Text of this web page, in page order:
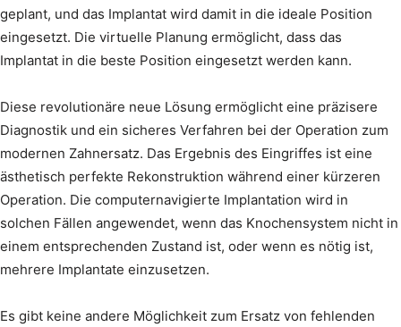
geplant, und das Implantat wird damit in die ideale Position
eingesetzt. Die virtuelle Planung ermöglicht, dass das
Implantat in die beste Position eingesetzt werden kann.
Diese revolutionäre neue Lösung ermöglicht eine präzisere
Diagnostik und ein sicheres Verfahren bei der Operation zum
modernen Zahnersatz. Das Ergebnis des Eingriffes ist eine
ästhetisch perfekte Rekonstruktion während einer kürzeren
Operation. Die computernavigierte Implantation wird in
solchen Fällen angewendet, wenn das Knochensystem nicht in
einem entsprechenden Zustand ist, oder wenn es nötig ist,
mehrere Implantate einzusetzen.
Es gibt keine andere Möglichkeit zum Ersatz von fehlenden